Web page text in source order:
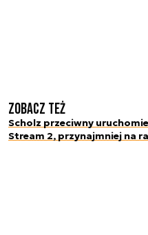
Zobacz też
Scholz przeciwny
Stream 2, przynajmniej na